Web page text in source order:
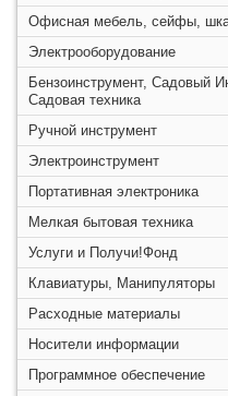
Офисная мебель, сейфы,
Электрооборудование
Бензоинструмент, Садовый
Садовая техника
Ручной инструмент
Электроинструмент
Портативная электроника
Мелкая бытовая техника
Услуги и Получи!Фонд
Клавиатуры, Манипуляторы
Расходные материалы
Носители информации
Программное обеспечение